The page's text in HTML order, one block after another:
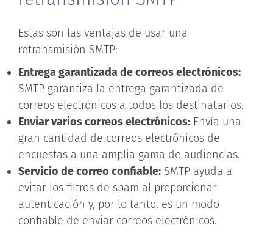
Estas son las ventajas de usar una
retransmisión SMTP:
Entrega garantizada de correos electrónicos:
SMTP garantiza la entrega garantizada de
correos electrónicos a todos los destinatarios.
Enviar varios correos electrónicos: Envía una
gran cantidad de correos electrónicos de
encuestas a una amplia gama de audiencias.
Servicio de correo confiable: SMTP ayuda a
evitar los filtros de spam al proporcionar
autenticación y, por lo tanto, es un modo
confiable de enviar correos electrónicos.